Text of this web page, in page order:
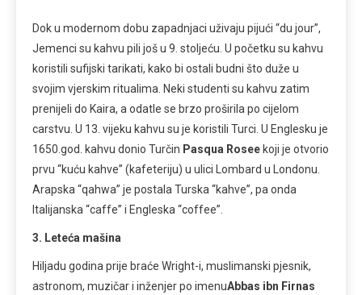
Dok u modernom dobu zapadnjaci uživaju pijući “du jour”,
Jemenci su kahvu pili još u 9. stoljeću. U početku su kahvu
koristili sufijski tarikati, kako bi ostali budni što duže u
svojim vjerskim ritualima. Neki studenti su kahvu zatim
prenijeli do Kaira, a odatle se brzo proširila po cijelom
carstvu. U 13. vijeku kahvu su je koristili Turci. U Englesku je
1650.god. kahvu donio Turčin Pasqua Rosee koji je otvorio
prvu “kuću kahve” (kafeteriju) u ulici Lombard u Londonu.
Arapska “qahwa” je postala Turska “kahve”, pa onda
Italijanska “caffe” i Engleska “coffee”.
3. Leteća mašina
Hiljadu godina prije braće Wright-i, muslimanski pjesnik,
astronom, muzičar i inženjer po imenuAbbas ibn Firnas